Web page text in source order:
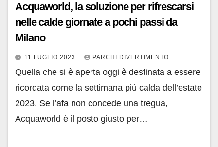
Acquaworld, la soluzione per rifrescarsi
nelle calde giornate a pochi passi da
Milano
11 LUGLIO 2023 PARCHI DIVERTIMENTO
Quella che si è aperta oggi è destinata a essere
ricordata come la settimana più calda dell’estate
2023. Se l’afa non concede una tregua,
Acquaworld è il posto giusto per…